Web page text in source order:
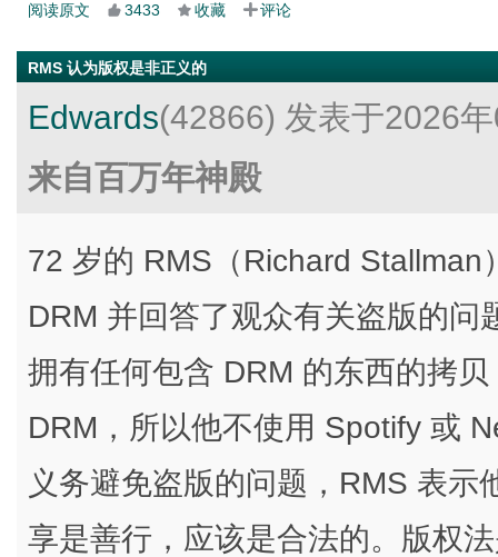
阅读原文 3433 收藏 评论
RMS 认为版权是非正义的
Edwards(42866) 发表于2026
来自百万年神殿
72 岁的 RMS（Richard
DRM 并回答了观众有关盗版的
拥有任何包含 DRM 的东西的拷
DRM，所以他不使用 Spotify 或
义务避免盗版的问题，RMS 表
享是善行，应该是合法的。版权